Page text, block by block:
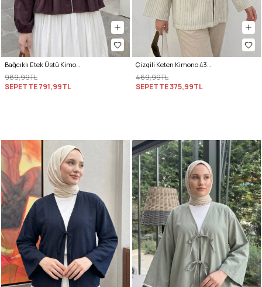
Bağcıklı Etek Üstü Kimono Y0126 - MÜRDÜM
989,99TL
SEPETTE791,99TL
Çizgili Keten Kimono 43481 - AÇIK YEŞİL
469,99TL
SEPETTE375,99TL